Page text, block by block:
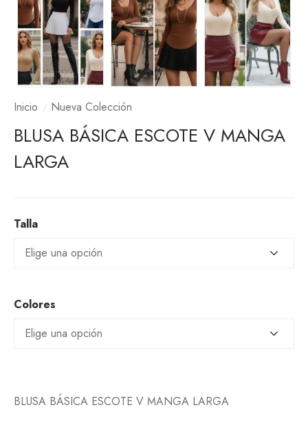
Inicio Nueva Colección
BLUSA BÁSICA ESCOTE V MANGA
LARGA
Talla
Colores
BLUSA BÁSICA ESCOTE V MANGA LARGA